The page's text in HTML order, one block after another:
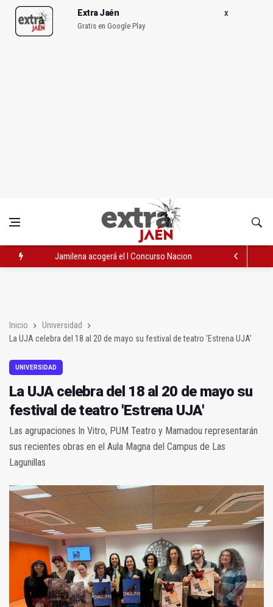
Extra Jaén
Gratis en Google Play
Jamilena acogerá el I Concurso Nacional de Trompa y Piano
Inicio
Universidad
La UJA celebra del 18 al 20 de mayo su festival de teatro 'Estrena UJA'
UNIVERSIDAD
La UJA celebra del 18 al 20 de mayo su
festival de teatro 'Estrena UJA'
Las agrupaciones In Vitro, PUM Teatro y Mamadou representarán
sus recientes obras en el Aula Magna del Campus de Las
Lagunillas